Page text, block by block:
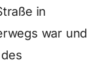
in
war und